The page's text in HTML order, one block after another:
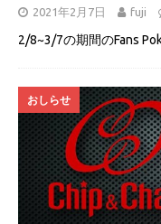
2021年2月7日 fuji
2/8~3/7の期間のFans
おしらせ